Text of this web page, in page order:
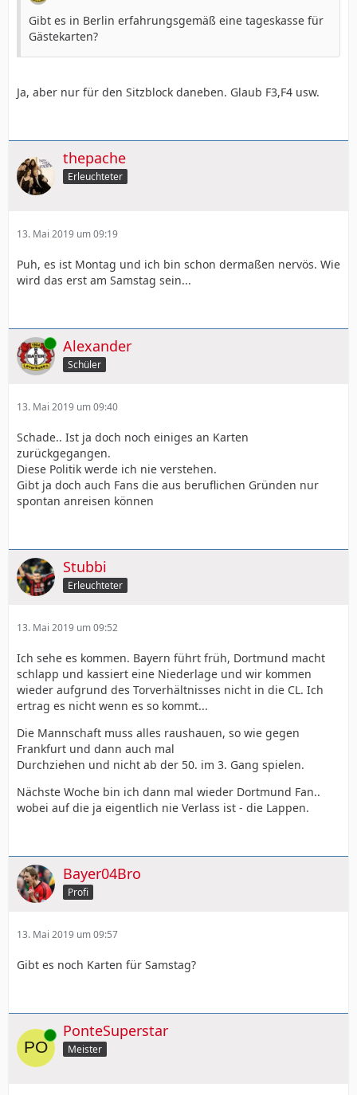
Gibt es in Berlin erfahrungsgemäß eine tageskasse für
Gästekarten?
Ja, aber nur für den Sitzblock daneben. Glaub F3,F4 usw.
thepache
Erleuchteter
13. Mai 2019 um 09:19
Puh, es ist Montag und ich bin schon dermaßen nervös. Wie
wird das erst am Samstag sein...
Online Alexander
Schüler
13. Mai 2019 um 09:40
Schade.. Ist ja doch noch einiges an Karten
zurückgegangen.
Diese Politik werde ich nie verstehen.
Gibt ja doch auch Fans die aus beruflichen Gründen nur
spontan anreisen können
Stubbi
Erleuchteter
13. Mai 2019 um 09:52
Ich sehe es kommen. Bayern führt früh, Dortmund macht
schlapp und kassiert eine Niederlage und wir kommen
wieder aufgrund des Torverhältnisses nicht in die CL. Ich
ertrag es nicht wenn es so kommt...
Die Mannschaft muss alles raushauen, so wie gegen
Frankfurt und dann auch mal
Durchziehen und nicht ab der 50. im 3. Gang spielen.
Nächste Woche bin ich dann mal wieder Dortmund Fan..
wobei auf die ja eigentlich nie Verlass ist - die Lappen.
Bayer04Bro
Profi
13. Mai 2019 um 09:57
Gibt es noch Karten für Samstag?
Online PonteSuperstar
Meister